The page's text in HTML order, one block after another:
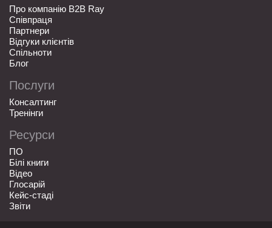
Про компанію B2B Ray
Співпраця
Партнери
Відгуки клієнтів
Спільноти
Блог
Послуги
Консалтинг
Тренінги
Ресурси
ПО
Білі книги
Відео
Глосарій
Кейс-стаді
Звіти